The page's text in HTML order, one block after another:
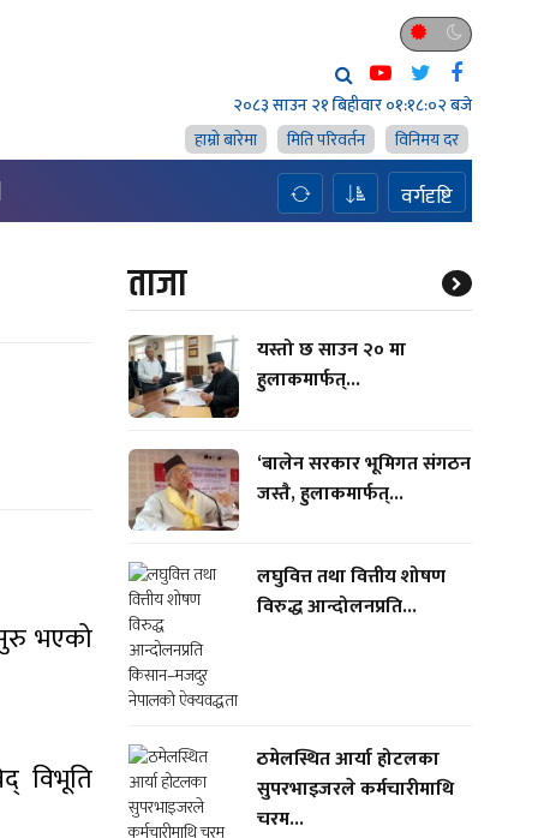
२०८३ साउन २१ बिहीवार०१:१८:०३ बजे
हाम्राे बारेमा
मिति परिवर्तन विनिमय दर
वर्गदृष्टि
भएको
विभूति
ताजा
यस्तो छ साउन २० मा
हुलाकमार्फत्...
‘बालेन सरकार भूमिगत संगठन
जस्तै, हुलाकमार्फत्...
लघुवित्त तथा वित्तीय शोषण
विरुद्ध आन्दोलनप्रति...
ठमेलस्थित आर्या होटलका
सुपरभाइजरले कर्मचारीमाथि
चरम...